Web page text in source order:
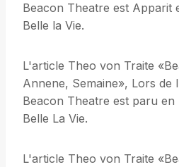
Beacon Theatre est Apparit
Belle la Vie.
L'article Theo von Traite
Annene, Semaine», Lors de
Beacon Theatre est paru
Belle La Vie.
L'article Theo von Traite